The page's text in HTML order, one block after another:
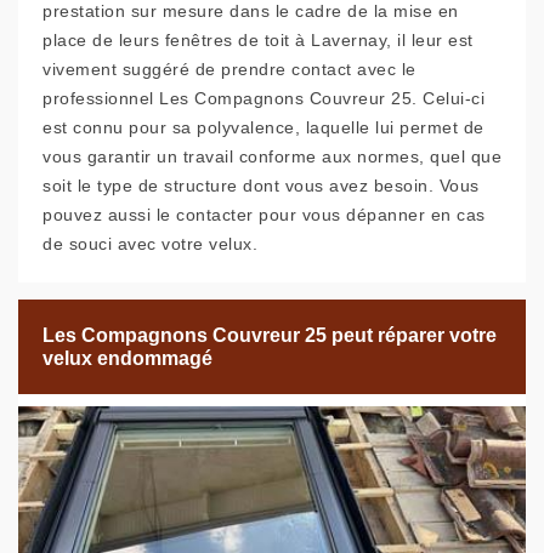
prestation sur mesure dans le cadre de la mise en
place de leurs fenêtres de toit à Lavernay, il leur est
vivement suggéré de prendre contact avec le
professionnel Les Compagnons Couvreur 25. Celui-ci
est connu pour sa polyvalence, laquelle lui permet de
vous garantir un travail conforme aux normes, quel que
soit le type de structure dont vous avez besoin. Vous
pouvez aussi le contacter pour vous dépanner en cas
de souci avec votre velux.
Les Compagnons Couvreur 25 peut réparer votre
velux endommagé